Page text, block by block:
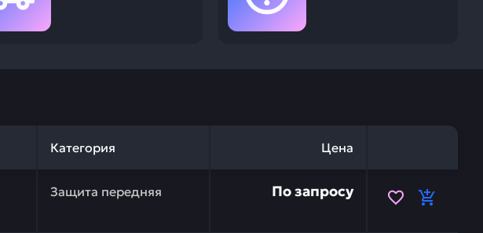
Категория Цена
Защита передняя
Труба HITACHI 9733554 — это инвестиция в бесперебойную
По запросу